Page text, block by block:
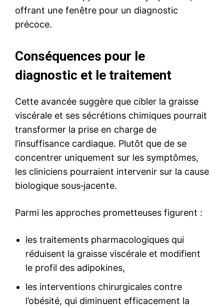
offrant une fenêtre pour un diagnostic
précoce.
Conséquences pour le
diagnostic et le traitement
Cette avancée suggère que cibler la graisse
viscérale et ses sécrétions chimiques pourrait
transformer la prise en charge de
l’insuffisance cardiaque. Plutôt que de se
concentrer uniquement sur les symptômes,
les cliniciens pourraient intervenir sur la cause
biologique sous‑jacente.
Parmi les approches prometteuses figurent :
les traitements pharmacologiques qui
réduisent la graisse viscérale et modifient
le profil des adipokines,
les interventions chirurgicales contre
l’obésité, qui diminuent efficacement la